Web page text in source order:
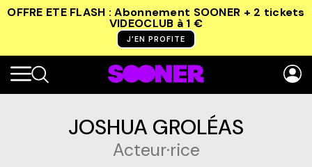
OFFRE ETE FLASH : Abonnement SOONER + 2 tickets
VIDEOCLUB à 1 €
J’EN PROFITE
JOSHUA GROLÉAS
Acteur·rice